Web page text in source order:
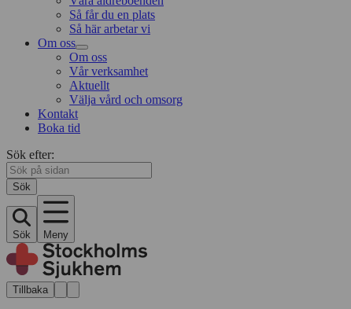
Så får du en plats
Så här arbetar vi
Om oss
Om oss
Vår verksamhet
Aktuellt
Välja vård och omsorg
Kontakt
Boka tid
Sök efter:
Sök
Sök Meny
Tillbaka